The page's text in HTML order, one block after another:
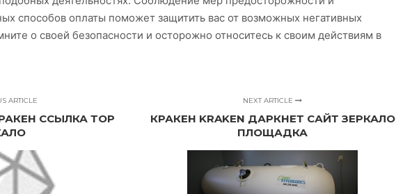
способов оплаты поможет защитить вас от возможных негативных
о своей безопасности и осторожно относитесь к своим действиям в
ARTICLE
ССЫЛКА ТОР
NEXT ARTICLE
КРАКЕН KRAKEN ДАРКНЕТ САЙТ ЗЕРКАЛО
ПЛОЩАДКА